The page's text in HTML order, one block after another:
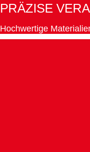
PRÄZISE
Hochwertige